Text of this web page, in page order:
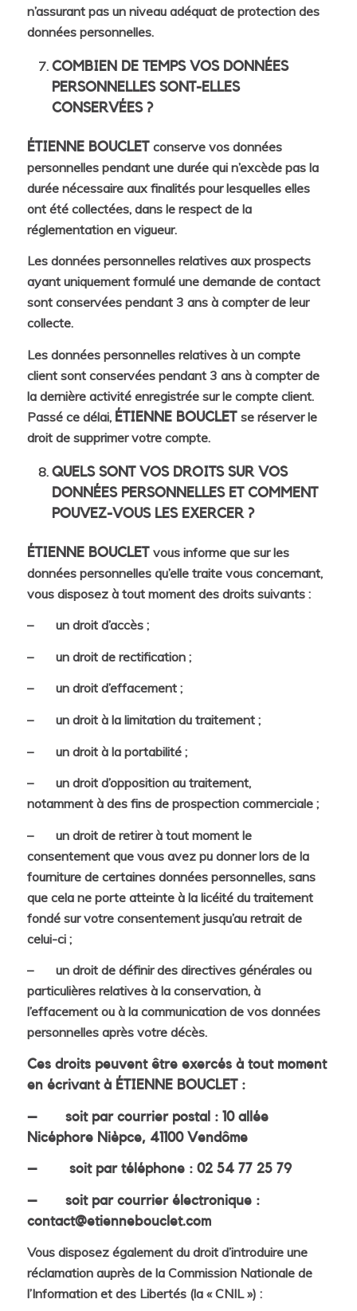
n’assurant pas un niveau adéquat de protection des
données personnelles.
COMBIEN DE TEMPS VOS DONNÉES
PERSONNELLES SONT-ELLES
CONSERVÉES ?
ÉTIENNE BOUCLET conserve vos données
personnelles pendant une durée qui n’excède pas la
durée nécessaire aux finalités pour lesquelles elles
ont été collectées, dans le respect de la
réglementation en vigueur.
Les données personnelles relatives aux prospects
ayant uniquement formulé une demande de contact
sont conservées pendant 3 ans à compter de leur
collecte.
Les données personnelles relatives à un compte
client sont conservées pendant 3 ans à compter de
la dernière activité enregistrée sur le compte client.
Passé ce délai, ÉTIENNE BOUCLET se réserver le
droit de supprimer votre compte.
QUELS SONT VOS DROITS SUR VOS
DONNÉES PERSONNELLES ET COMMENT
POUVEZ-VOUS LES EXERCER ?
ÉTIENNE BOUCLET vous informe que sur les
données personnelles qu’elle traite vous concernant,
vous disposez à tout moment des droits suivants :
– un droit d’accès ;
– un droit de rectification ;
– un droit d’effacement ;
– un droit à la limitation du traitement ;
– un droit à la portabilité ;
– un droit d’opposition au traitement,
notamment à des fins de prospection commerciale ;
– un droit de retirer à tout moment le
consentement que vous avez pu donner lors de la
fourniture de certaines données personnelles, sans
que cela ne porte atteinte à la licéité du traitement
fondé sur votre consentement jusqu’au retrait de
celui-ci ;
– un droit de définir des directives générales ou
particulières relatives à la conservation, à
l’effacement ou à la communication de vos données
personnelles après votre décès.
Ces droits peuvent être exercés à tout moment
en écrivant à ÉTIENNE BOUCLET :
– soit par courrier postal : 10 allée
Nicéphore Nièpce, 41100 Vendôme
– soit par téléphone : 02 54 77 25 79
– soit par courrier électronique :
contact@etiennebouclet.com
Vous disposez également du droit d’introduire une
réclamation auprès de la Commission Nationale de
l’Information et des Libertés (la « CNIL ») :